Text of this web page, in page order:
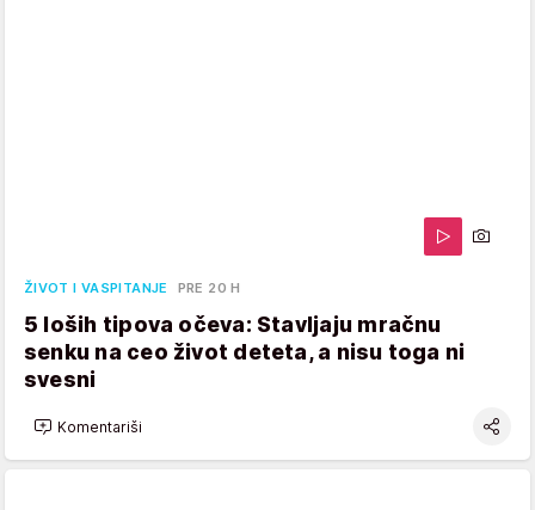
ŽIVOT I VASPITANJE PRE 20 H
5 loših tipova očeva: Stavljaju mračnu
senku na ceo život deteta, a nisu toga ni
svesni
Komentariši